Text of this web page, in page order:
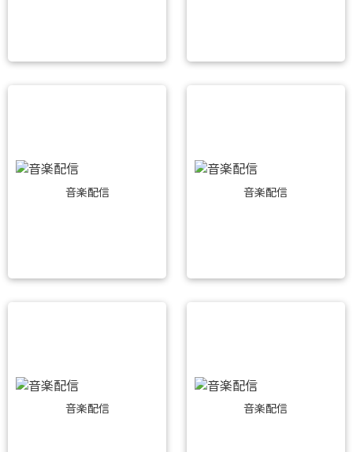
音楽配信 音楽配信
音楽配信 音楽配信